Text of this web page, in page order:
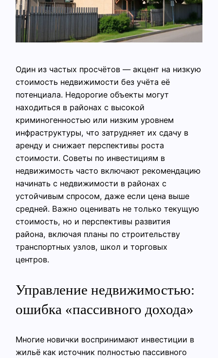
Один из частых просчётов — акцент на низкую
стоимость недвижимости без учёта её
потенциала. Недорогие объекты могут
находиться в районах с высокой
криминогенностью или низким уровнем
инфраструктуры, что затрудняет их сдачу в
аренду и снижает перспективы роста
стоимости. Советы по инвестициям в
недвижимость часто включают рекомендацию
начинать с недвижимости в районах с
устойчивым спросом, даже если цена выше
средней. Важно оценивать не только текущую
стоимость, но и перспективы развития
района, включая планы по строительству
транспортных узлов, школ и торговых
центров.
Управление недвижимостью:
ошибка «пассивного дохода»
Многие новички воспринимают инвестиции в
жильё как источник полностью пассивного